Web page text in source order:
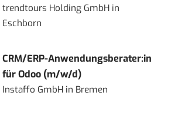
trendtours Holding GmbH in
Eschborn
CRM/ERP-Anwendungsberater:in
für Odoo (m/w/d)
Instaffo GmbH in Bremen